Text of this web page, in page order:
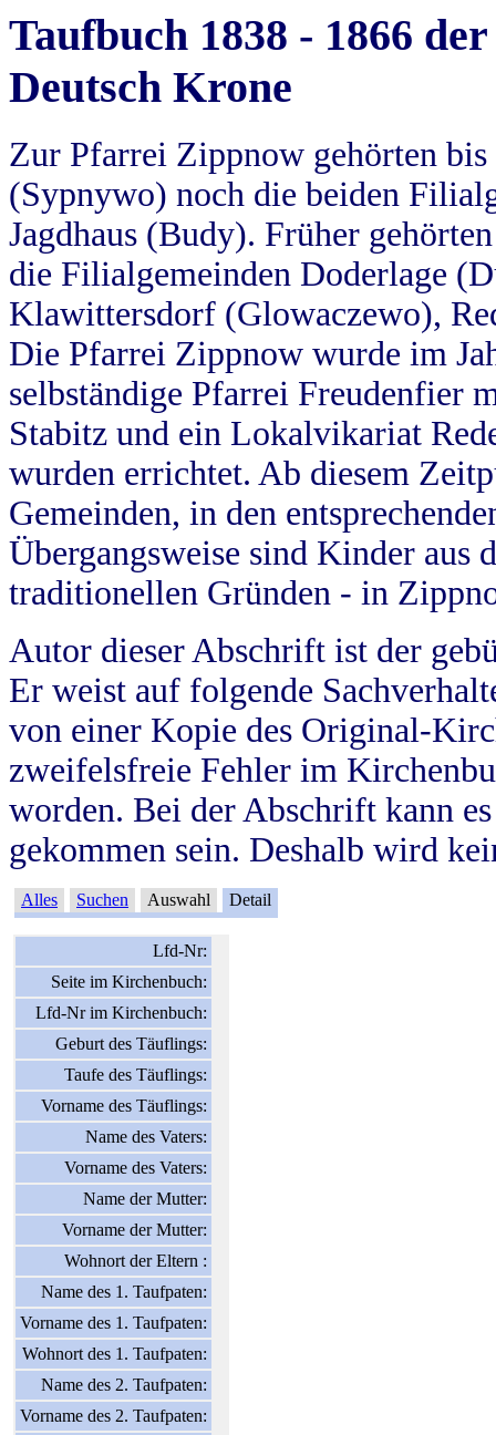
Taufbuch 1838 - 1866
Deutsch Krone
Zur Pfarrei Zippnow gehörten
(Sypnywo) noch die beiden
Jagdhaus (Budy). Früher
die Filialgemeinden Doderlage
Klawittersdorf (Glowaczewo),
Die Pfarrei Zippnow wurde im
selbständige Pfarrei Freudenfier
Stabitz und ein Lokalvikariat
wurden errichtet. Ab diesem
Gemeinden, in den
Übergangsweise sind Kinder aus
traditionellen Gründen - in
Autor dieser Abschrift ist der
Er weist auf folgende
von einer Kopie des Original-
zweifelsfreie Fehler im
worden. Bei der Abschrift kann
gekommen sein. Deshalb wird
Alles Suchen Auswahl Detail
Lfd-Nr:
Seite im Kirchenbuch:
Lfd-Nr im Kirchenbuch:
Geburt des Täuflings:
Taufe des Täuflings:
Vorname des Täuflings:
Name des Vaters:
Vorname des Vaters:
Name der Mutter:
Vorname der Mutter:
Wohnort der Eltern :
Name des 1. Taufpaten:
Vorname des 1. Taufpaten:
Wohnort des 1. Taufpaten:
Name des 2. Taufpaten:
Vorname des 2. Taufpaten: